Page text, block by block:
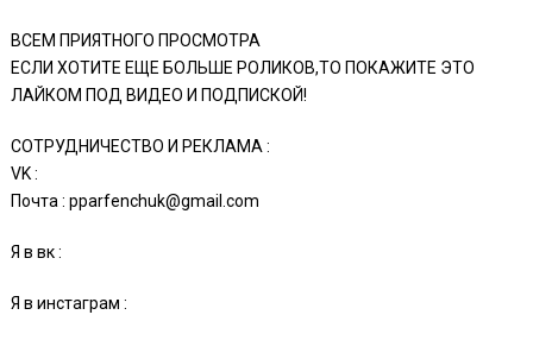
ВСЕМ ПРИЯТНОГО ПРОСМОТРА
ЕСЛИ ХОТИТЕ ЕЩЕ БОЛЬШЕ РОЛИКОВ,ТО ПОКАЖИТЕ ЭТО
ЛАЙКОМ ПОД ВИДЕО И ПОДПИСКОЙ!
СОТРУДНИЧЕСТВО И РЕКЛАМА :
VK :
Почта : pparfenchuk@gmail.com
Я в вк :
Я в инстаграм :